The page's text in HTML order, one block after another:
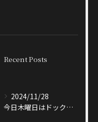
Recent Posts
2024/11/28
今日木曜日はドックトレーナーの先生が来てくださる日🐶